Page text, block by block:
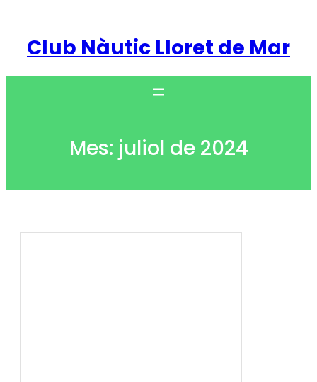
contingut
Club Nàutic Lloret de Mar
Mes: juliol de 2024